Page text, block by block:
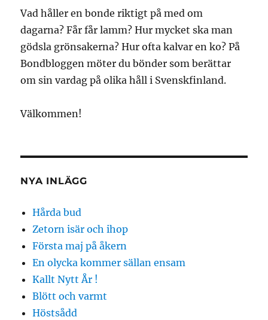
Vad håller en bonde riktigt på med om
dagarna? Får får lamm? Hur mycket ska man
gödsla grönsakerna? Hur ofta kalvar en ko? På
Bondbloggen möter du bönder som berättar
om sin vardag på olika håll i Svenskfinland.
Välkommen!
NYA INLÄGG
Hårda bud
Zetorn isär och ihop
Första maj på åkern
En olycka kommer sällan ensam
Kallt Nytt År !
Blött och varmt
Höstsådd